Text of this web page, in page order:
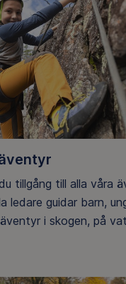
tillgång till alla våra
ledare guidar barn,
i skogen, på